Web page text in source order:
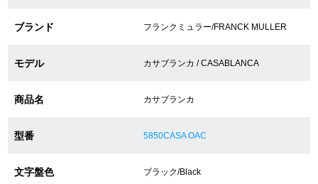
店舗取り寄せサービス
ブランド フランクミュラー/FRANCK MULLER
モデル カサブランカ / CASABLANCA
商品名 カサブランカ
型番 5850CASA OAC
文字盤色 ブラック/Black